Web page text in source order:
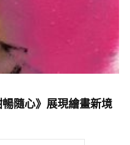
這種狀似生活大爆炸裡
類似的視覺干擾塗裝，剩下
隨心》展現繪畫新境